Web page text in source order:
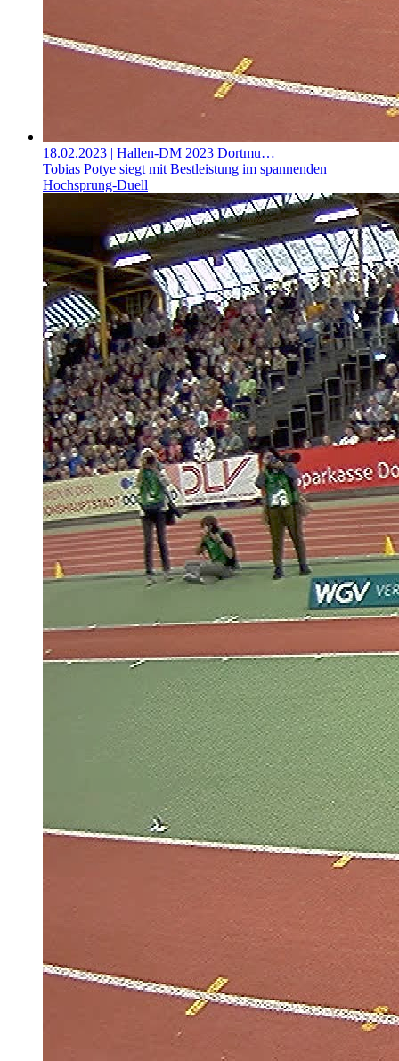
18.02.2023 | Hallen-DM 2023 Dortmu…
Tobias Potye siegt mit Bestleistung im spannenden
Hochsprung-Duell